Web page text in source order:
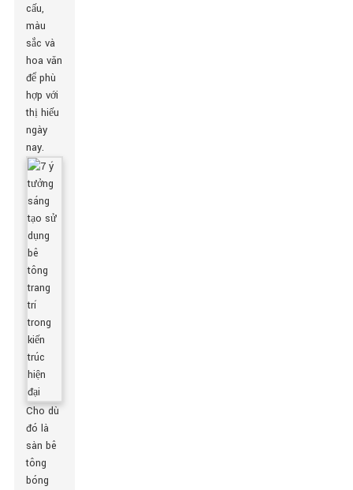
cấu,
màu
sắc và
hoa văn
để phù
hợp với
thị hiếu
ngày
nay.
Cho dù
đó là
sàn bê
tông
bóng